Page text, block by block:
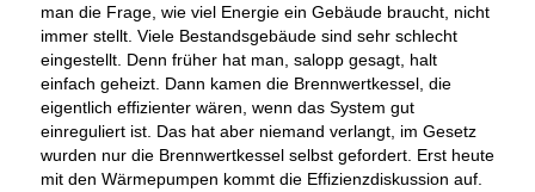
man die Frage, wie viel Energie ein Gebäude braucht, nicht
immer stellt. Viele Bestandsgebäude sind sehr schlecht
eingestellt. Denn früher hat man, salopp gesagt, halt
einfach geheizt. Dann kamen die Brennwertkessel, die
eigentlich effizienter wären, wenn das System gut
einreguliert ist. Das hat aber niemand verlangt, im Gesetz
wurden nur die Brennwertkessel selbst gefordert. Erst heute
mit den Wärmepumpen kommt die Effizienzdiskussion auf.